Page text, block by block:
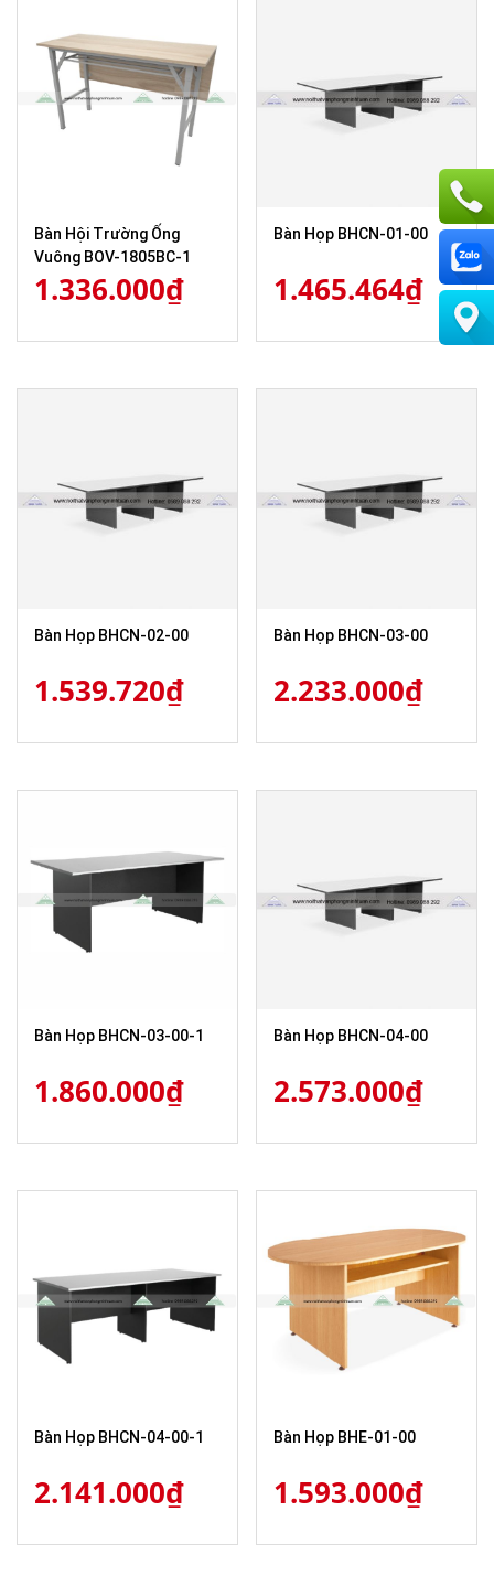
Bàn Hội Trường Ống
Vuông BOV-1805BC-1
1.336.000₫
Bàn Họp BHCN-01-00
1.465.464₫
Bàn Họp BHCN-02-00
1.539.720₫
Bàn Họp BHCN-03-00
2.233.000₫
Bàn Họp BHCN-03-00-1
1.860.000₫
Bàn Họp BHCN-04-00
2.573.000₫
Bàn Họp BHCN-04-00-1
2.141.000₫
Bàn Họp BHE-01-00
1.593.000₫